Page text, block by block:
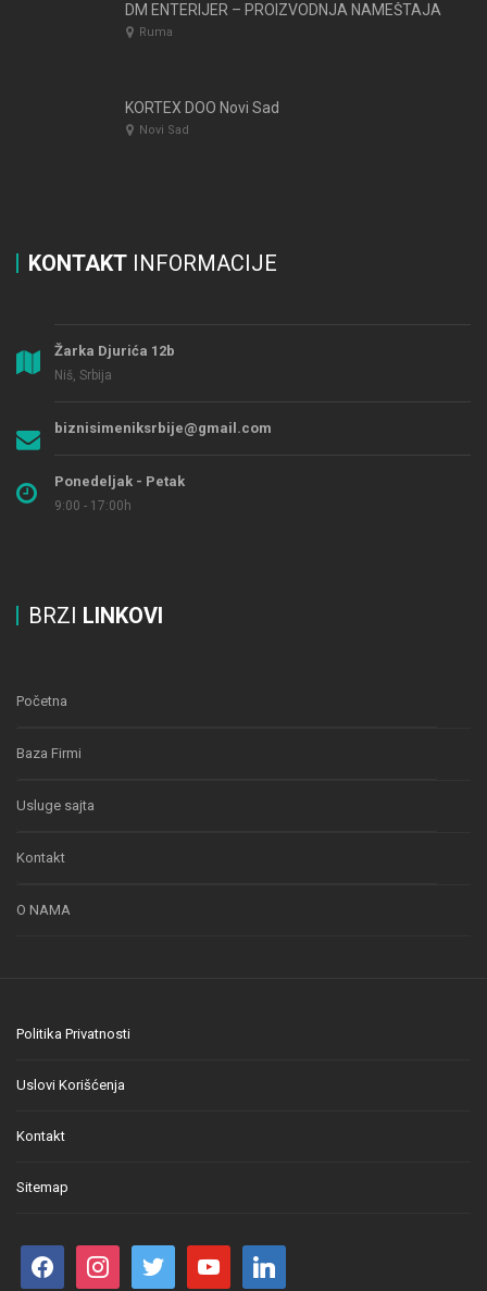
DM ENTERIJER – PROIZVODNJA NAMEŠTAJA
Ruma
KORTEX DOO Novi Sad
Novi Sad
KONTAKT INFORMACIJE
Žarka Djurića 12b
Niš, Srbija
biznisimeniksrbije@gmail.com
Ponedeljak - Petak
9:00 - 17:00h
BRZI LINKOVI
Početna
Baza Firmi
Usluge sajta
Kontakt
O NAMA
Politika Privatnosti
Uslovi Korišćenja
Kontakt
Sitemap